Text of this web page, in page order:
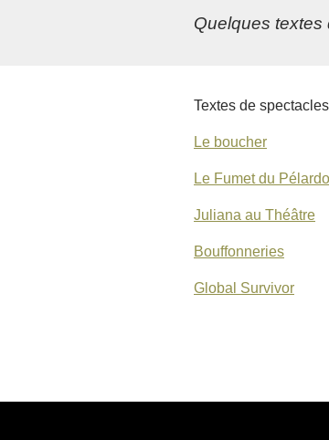
Quelques textes
Textes de
Le boucher
Le Fumet du
Juliana au Théâtre
Bouffonneries
Global Survivor